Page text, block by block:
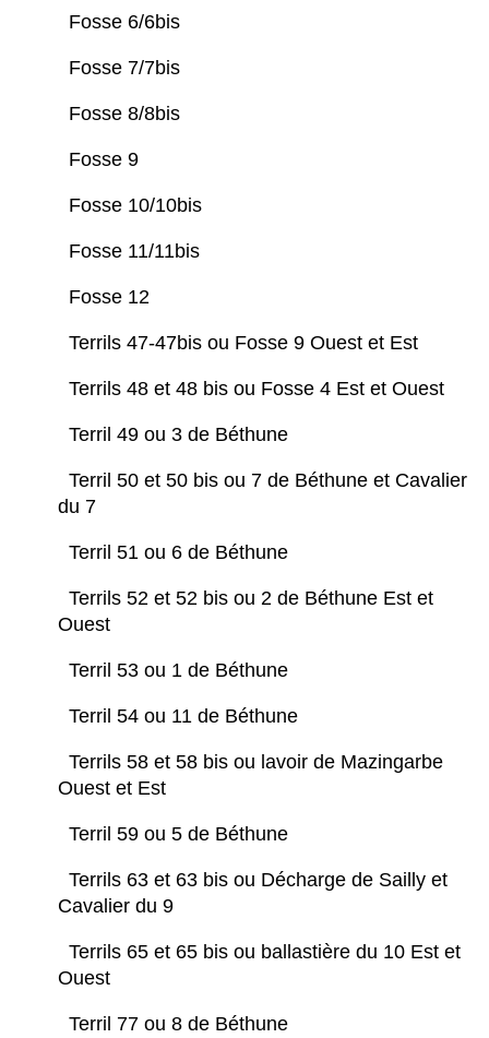
Fosse 6/6bis
Fosse 7/7bis
Fosse 8/8bis
Fosse 9
Fosse 10/10bis
Fosse 11/11bis
Fosse 12
Terrils 47-47bis ou Fosse 9 Ouest et Est
Terrils 48 et 48 bis ou Fosse 4 Est et Ouest
Terril 49 ou 3 de Béthune
Terril 50 et 50 bis ou 7 de Béthune et Cavalier
du 7
Terril 51 ou 6 de Béthune
Terrils 52 et 52 bis ou 2 de Béthune Est et
Ouest
Terril 53 ou 1 de Béthune
Terril 54 ou 11 de Béthune
Terrils 58 et 58 bis ou lavoir de Mazingarbe
Ouest et Est
Terril 59 ou 5 de Béthune
Terrils 63 et 63 bis ou Décharge de Sailly et
Cavalier du 9
Terrils 65 et 65 bis ou ballastière du 10 Est et
Ouest
Terril 77 ou 8 de Béthune